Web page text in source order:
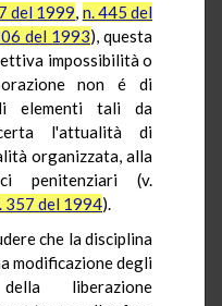
del 1999, n. 445 del
del 1993), questa
impossibilità o
non é di
elementi tali da
l'attualità di
organizzata, alla
penitenziari (v.
357 del 1994).
che la disciplina
modificazionedegli
liberazione